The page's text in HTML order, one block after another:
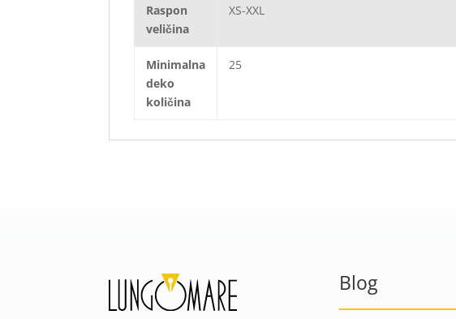
Raspon
veličina
XS-XXL
Minimalna
deko
količina
25
Blog